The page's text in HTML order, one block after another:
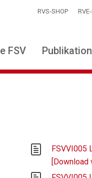
RVS-SHOP
FSV
FSVVI005
[Download